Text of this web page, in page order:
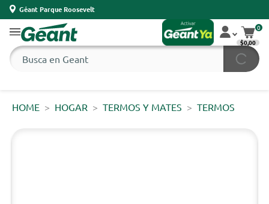
Géant Parque Roosevelt
0
$0,00
HOME HOGAR TERMOS Y MATES TERMOS